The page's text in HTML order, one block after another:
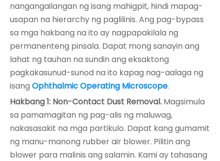
nangangailangan ng isang mahigpit, hindi mapag-
usapan na hierarchy ng paglilinis. Ang pag-bypass
sa mga hakbang na ito ay nagpapakilala ng
permanenteng pinsala. Dapat mong sanayin ang
lahat ng tauhan na sundin ang eksaktong
pagkakasunud-sunod na ito kapag nag-aalaga ng
isang Ophthalmic Operating Microscope.
Hakbang 1: Non-Contact Dust Removal. Magsimula
sa pamamagitan ng pag-alis ng maluwag,
nakasasakit na mga partikulo. Dapat kang gumamit
ng manu-manong rubber air blower. Pilitin ang
blower para malinis ang salamin. Kami ay tahasang